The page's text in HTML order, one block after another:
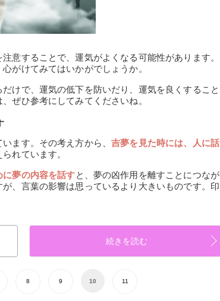
意することで、運気がよくなる可能性があります。
がけてみてはいかがでしょうか。
けで、運気の低下を防いだり、運気を良くすること
ぜひ参考にしてみてくださいね。
ます。その考え方から、吉夢を見た時には、人に話
れています。
に夢の内容を話すと、夢の凶作用を離すことにつなが
、言葉の影響は思っているより大きいものです。印
続きを読む
8 9 10 11